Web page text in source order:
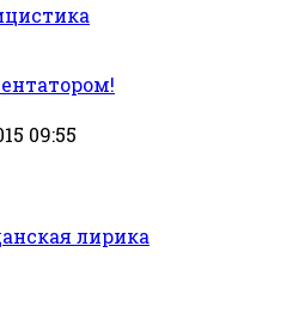
09:55
лирика